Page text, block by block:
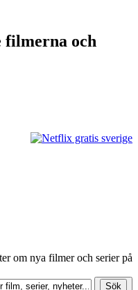
filmerna och
om nya filmer och serier på